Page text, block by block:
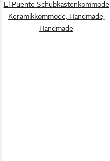
El Puente Schubkastenkommode
Keramikkommode, Handmade,
Handmade